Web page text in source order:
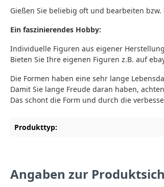
Gießen Sie beliebig oft und bearbeiten
Ein faszinierendes Hobby:
Individuelle Figuren aus eigener
Bieten Sie Ihre eigenen Figuren z.B. auf
Die Formen haben eine sehr lange
Damit Sie lange Freude daran haben,
Das schont die Form und durch die
Produkttyp:
Angaben zur